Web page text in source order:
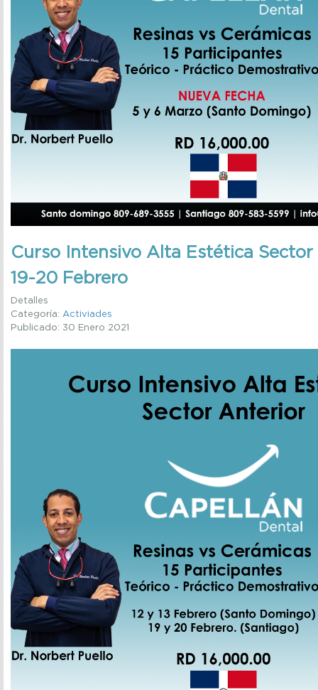
Curso Intensivo Alta Estética Sector
19-20 Febrero
Detalles
Categoría: Activiades
Publicado: 30 Enero 2021